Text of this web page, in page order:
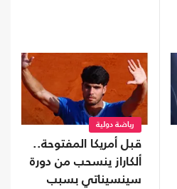
رياضة دولية
قبل أمريكا المفتوحة..
ألكاراز ينسحب من دورة
سينسيناتي بسبب